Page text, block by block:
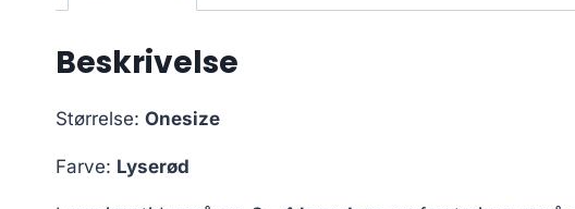
Beskrivelse
Størrelse: Onesize
Farve: Lyserød